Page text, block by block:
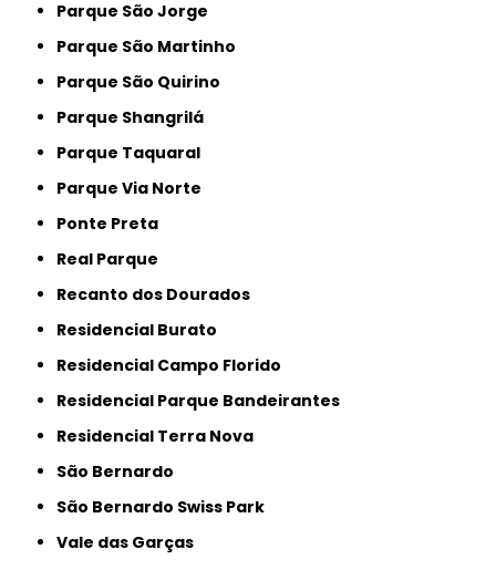
Parque São Jorge
Parque São Martinho
Parque São Quirino
Parque Shangrilá
Parque Taquaral
Parque Via Norte
Ponte Preta
Real Parque
Recanto dos Dourados
Residencial Burato
Residencial Campo Florido
Residencial Parque Bandeirantes
Residencial Terra Nova
São Bernardo
São Bernardo Swiss Park
Vale das Garças